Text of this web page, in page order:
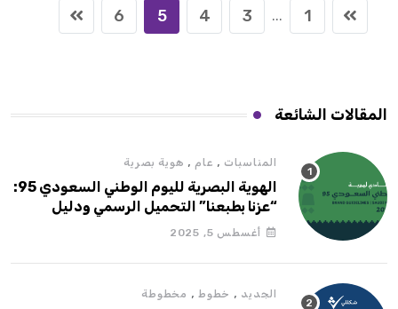
1
...
3
4
5
6
المقالات الشائعة
المناسبات , عام , هوية بصرية
الهوية البصرية لليوم الوطني السعودي 95:
“عزنا بطبعنا” التحميل الرسمي ودليل
الاستخدام
أغسطس 5, 2025
الجديد , خطوط , مخطوطة